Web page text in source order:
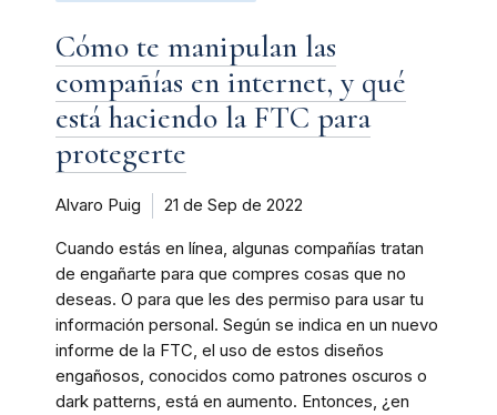
Cómo te manipulan las
compañías en internet, y qué
está haciendo la FTC para
protegerte
Alvaro Puig 21 de Sep de 2022
Cuando estás en línea, algunas compañías tratan
de engañarte para que compres cosas que no
deseas. O para que les des permiso para usar tu
información personal. Según se indica en un nuevo
informe de la FTC, el uso de estos diseños
engañosos, conocidos como patrones oscuros o
dark patterns, está en aumento. Entonces, ¿en